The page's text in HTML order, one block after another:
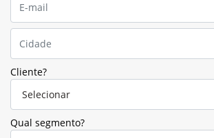
Cliente?
Qual segmento?